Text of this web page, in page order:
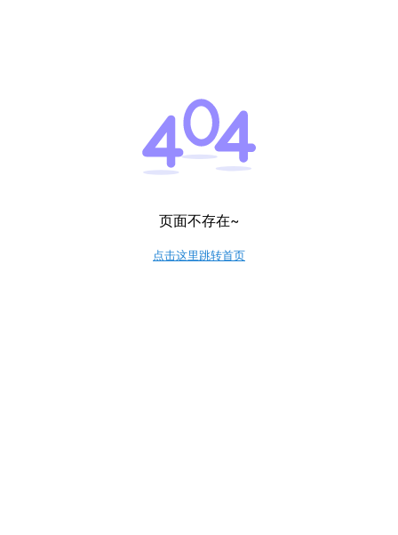
页面不存在~
点击这里跳转首页